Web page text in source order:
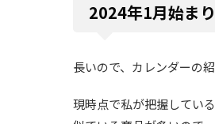
2024年1月始ま
長いので、カレンダーの
現時点で私が把握してい